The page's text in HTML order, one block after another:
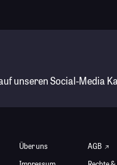
unseren Social-Media
Über uns
AGB